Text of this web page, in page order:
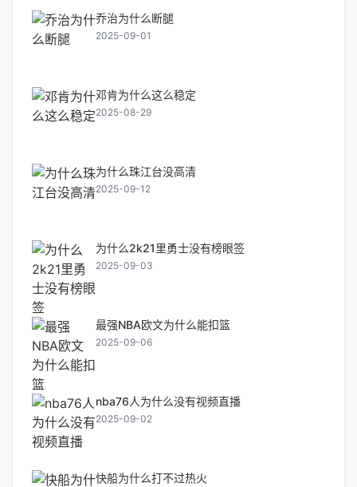
乔治为什么断腿
2025-09-01
邓肯为什么这么稳定
2025-08-29
为什么珠江台没高清
2025-09-12
为什么2k21里勇士没有榜眼签
2025-09-03
最强NBA欧文为什么能扣篮
2025-09-06
nba76人为什么没有视频直播
2025-09-02
快船为什么打不过热火